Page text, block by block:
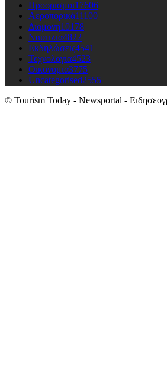
Προορισμοι17606
Αεροπορικά11100
Διαμονη10178
Ναυτιλια4822
Εκδηλώσεις4541
Τεχνολογια4523
Οικονομια3775
Uncategorised2555
© Tourism Today - Newsportal -